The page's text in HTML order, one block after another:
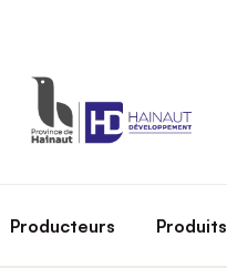
Producteurs Produits